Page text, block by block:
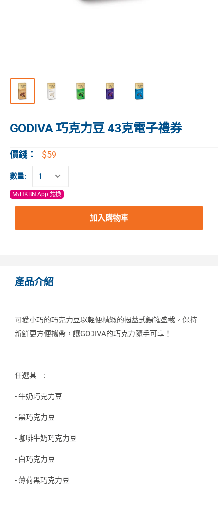
GODIVA 巧克力豆 43克電子禮券
價錢： $59
數量:
MyHKBN App 兌換
加入購物車
產品介紹
可愛小巧的巧克力豆以輕便精緻的揭蓋式鍚罐盛載，保持
新鮮更方便攜帶，讓GODIVA的巧克力隨手可享！
任選其一:
- 牛奶巧克力豆
- 黑巧克力豆
- 咖啡牛奶巧克力豆
- 白巧克力豆
- 薄荷黑巧克力豆